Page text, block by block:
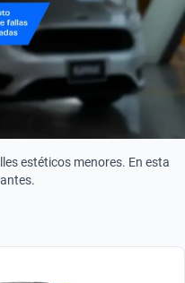
estéticos menores. En esta